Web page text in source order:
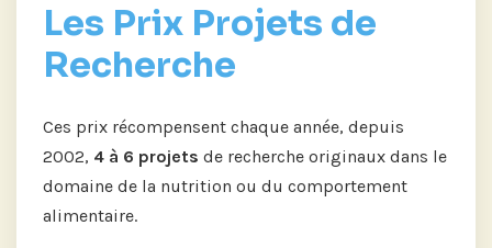
Les Prix Projets de
Recherche
Ces prix récompensent chaque année, depuis
2002, 4 à 6 projets de recherche originaux dans le
domaine de la nutrition ou du comportement
alimentaire.